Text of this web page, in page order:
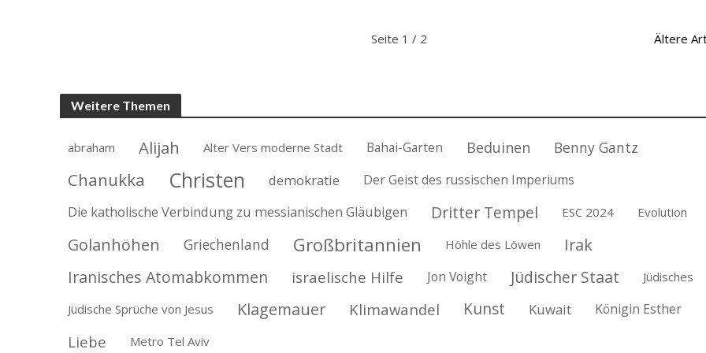
Seite 1 / 2 Ältere
Weitere Themen
abraham Alijah Alter Vers moderne Stadt Bahai-Garten Beduinen Benny Gantz
Chanukka Christen demokratie
Der Geist des russischen Imperiums
Die katholische Verbindung zu messianischen Gläubigen
Dritter Tempel ESC 2024 Evolution
Golanhöhen Griechenland Großbritannien Höhle des Löwen
Irak
Iranisches Atomabkommen
israelische Hilfe Jon Voight Jüdischer Staat Jüdisches
Jüdische Sprüche von Jesus Klagemauer Klimawandel Kunst Kuwait Königin Esther
Liebe Metro Tel Aviv